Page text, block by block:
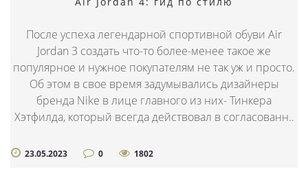
После успеха легендарной спортивной обуви Air
Jordan 3 создать что-то более-менее такое же
популярное и нужное покупателям не так уж и просто.
Об этом в свое время задумывались дизайнеры
бренда Nike в лице главного из них- Тинкера
Хэтфилда, который всегда действовал в согласованн..
23.05.2023 0 1802